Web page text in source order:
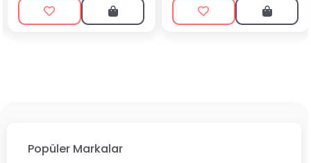
Popüler Markalar